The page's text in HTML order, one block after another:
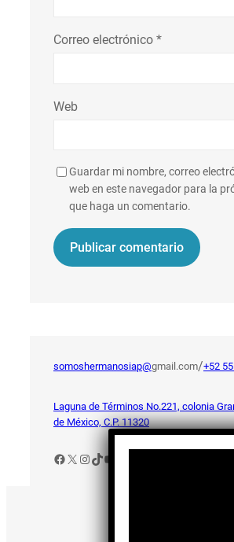
Correo electrónico *
Web
Guardar mi nombre, correo
web en este navegador para la
que haga un comentario.
somoshermanosiap@gmail.com/+52
Laguna de Términos No.221, colonia
de México, C.P. 11320
Facebook
X Instagram
TikTok
YouTube